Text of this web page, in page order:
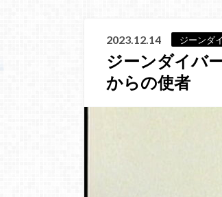
2023.12.14 ジーンダ
ジーンダイバ
からの使者